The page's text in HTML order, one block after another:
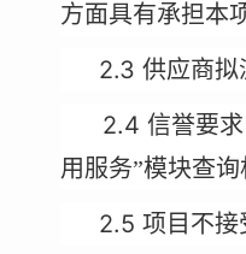
方面具有承担本
2.3 供应商拟
2.4 信誉要
用服务”模块查
2.5 项目不接